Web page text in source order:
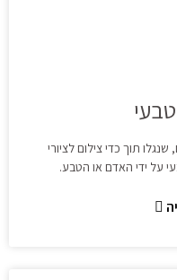
תוך כדי צילום לציורי
על ידי האדם או הטבע.